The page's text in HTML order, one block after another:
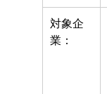
対象企
業：